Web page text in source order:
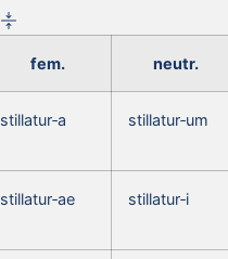
fem. neutr.
stillatur‑a stillatur‑um
stillatur‑ae stillatur‑i